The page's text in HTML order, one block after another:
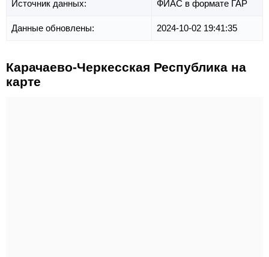
Источник данных: ФИАС в формате ГАР
Данные обновлены: 2024-10-02 19:41:35
Карачаево-Черкесская Республика на
карте